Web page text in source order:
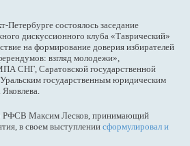
Петербурге состоялось заседание
дискуссионного клуба «Таврический»
на формирование доверия избирателей
взгляд молодежи»,
СНГ, Саратовской государственной
государственным юридическим
РФСВ Максим Лесков, принимающий
в своем выступлении сформулировал и